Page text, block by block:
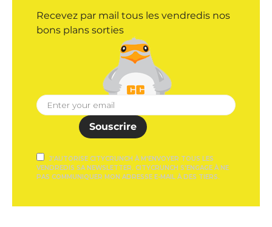
Recevez par mail tous les vendredis nos
bons plans sorties
Souscrire
J'AUTORISE CITYCRUNCH À M'ENVOYER TOUS LES
VENDREDIS SA NEWSLETTER. CITYCRUNCH S'ENGAGE À NE
PAS COMMUNIQUER MON ADRESSE E-MAIL À DES TIERS.